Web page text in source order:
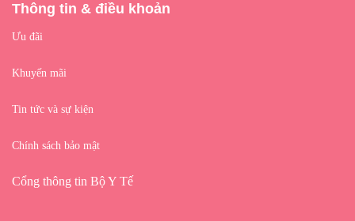
Thông tin & điều khoản
Ưu đãi
Khuyến mãi
Tin tức và sự kiện
Chính sách bảo mật
Cổng thông tin Bộ Y Tế